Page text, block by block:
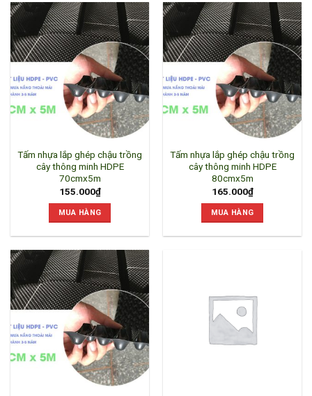
Tấm nhựa lắp ghép chậu trồng
cây thông minh HDPE
70cmx5m
155.000₫
MUA HÀNG
Tấm nhựa lắp ghép chậu trồng
cây thông minh HDPE
80cmx5m
165.000₫
MUA HÀNG